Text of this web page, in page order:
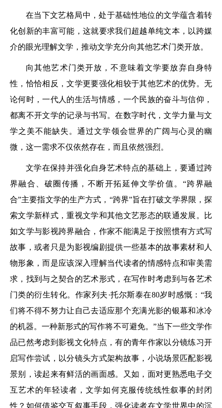
在当下文艺格局中，处于基础性地位的文学蕴含着转
化创新的丰富可能，这就要求我们超越单纯文本，以跨媒
介的眼光理解文学，推动文学充分向其他艺术门类开放。
向其他艺术门类开放，不意味着文学要放弃自身特
性，恰恰相反，文学更要强化相较于其他艺术的优势。无
论何时，一代人的生活与情感，一个民族的奋斗与信仰，
都离不开文学的记录与书写。在数字时代，文学力量与文
学之美不能缺失。通过文学领会世界的广阔与心灵的幽
微，这一需求不仅依然存在，而且依然强烈。
文学在保持并强化自身艺术特点的基础上，要通过跨
界融合、破圈传播，不断开拓延伸文学价值。“跨界融
合”主要指文学的生产方式，“跨界”旨在打破文学界限，探
索文学新样式，重视文学和其他文艺形态的联通发展。比
如文学与影视跨界融合，作家不能满足于按照惯有方式写
故事，或者只是为影视编剧提供一些基本的故事素材和人
物形象，而是应该深入理解当代读者的情感特点和审美需
求，找到与之契合的艺术形式，在写作时考虑到与各艺术
门类的衍生转化。作家列夫·托尔斯泰在80岁时感慨：“我
们将不得不努力让自己去适应那个充满光影的银幕和冰冷
的机器。一种新形式的写作将不可避免。”当下一些文学作
品已然考虑到影视文化特点，有的青年作家以分镜练习开
启写作尝试，以分镜头方式架构故事，小说场景匹配影视
景别，读起来有鲜活的画面感。又如，面对更熟悉电子交
互艺术的年轻读者，文学如何克服传统线性叙事的封闭
性？如何借鉴交互叙事手段，强化读者在文学世界中的沉